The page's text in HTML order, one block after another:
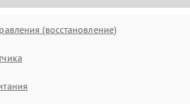
(восстановление)